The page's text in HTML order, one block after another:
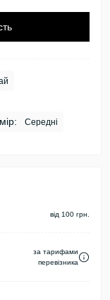
Середні
від 100 грн.
за тарифами
перевізника